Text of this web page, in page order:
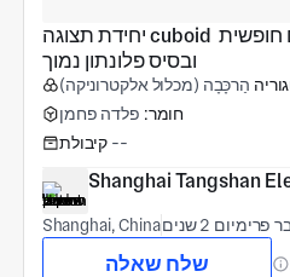
יחידת תצוגה cuboid מלבני עם תצוגת פרסום חופשית
ובסיס פלונתון נמוך
הַרכָּבָה (מכלול אלקטרוניקה)
חומר: פלדה פחמן
קיבולת --
Shanghai Tangshan
Shanghai, China פרימיום 2 שנים
שלח שאלה